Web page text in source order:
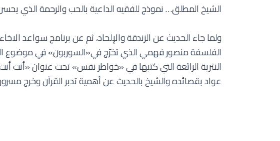
الشيخ المطلق… نموذج للفقيه الداعية بالحب والرحمة الذي
ولما جاء الحديث عن الزندقة والإلحاد، ثم عن برنامج سواعد
الفلسفة منصور فهمي الذي تخرّج في«السوربون» في موضوع
النثرية الرائعة التي كتبها في «خواطر نفس» تحت عنوان «أنت
عواد بقصائده والشيخ بالحديث عن أهمية تدبر القرآن وخرج